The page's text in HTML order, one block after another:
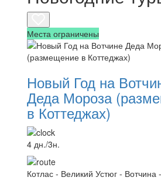
Места ограничены
Новый Год на
Деда Мороза
в Коттеджах)
4 дн./3н.
Котлас - Великий Устюг - Вотчина